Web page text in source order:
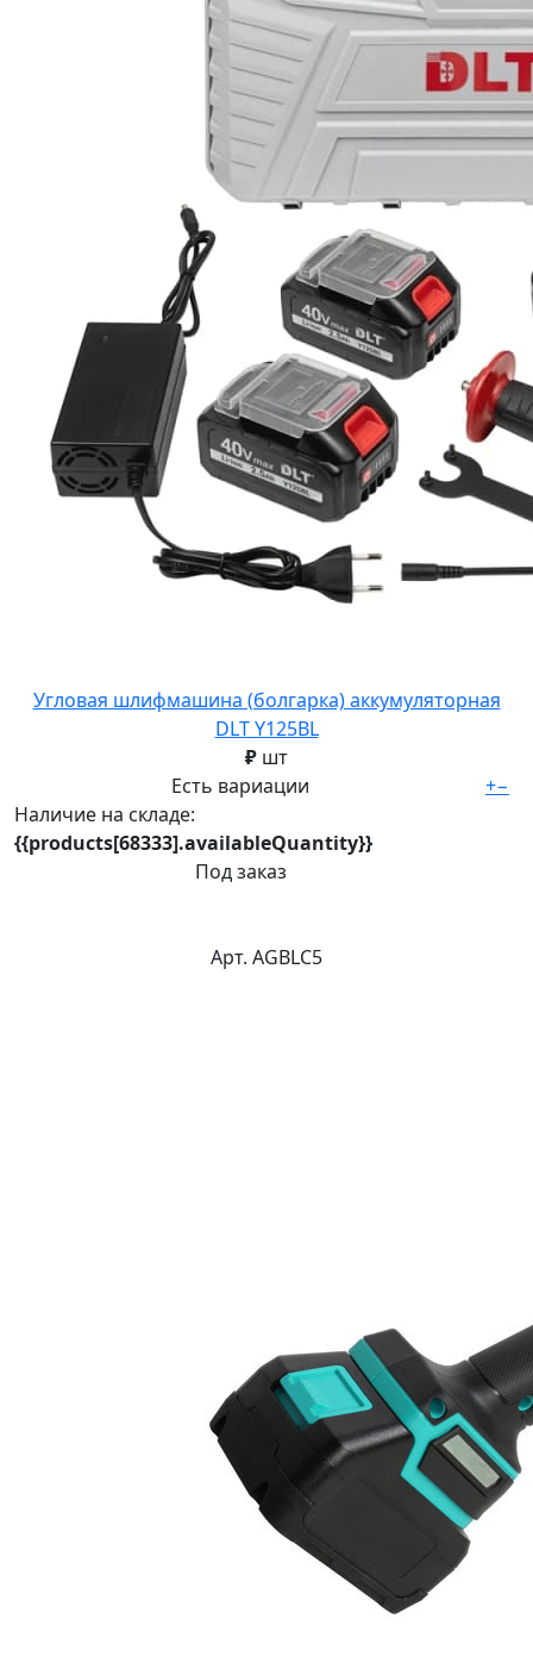
Угловая шлифмашина (болгарка) аккумуляторная
DLT Y125BL
₽ шт
Есть вариации
Наличие на складе:
{{products[68333].availableQuantity}}
Под заказ
+−
Арт. AGBLC5